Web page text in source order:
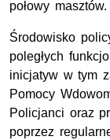
połowy masztów.
Środowisko
poległych
inicjatyw w tym
Pomocy
Policjanci oraz
poprzez